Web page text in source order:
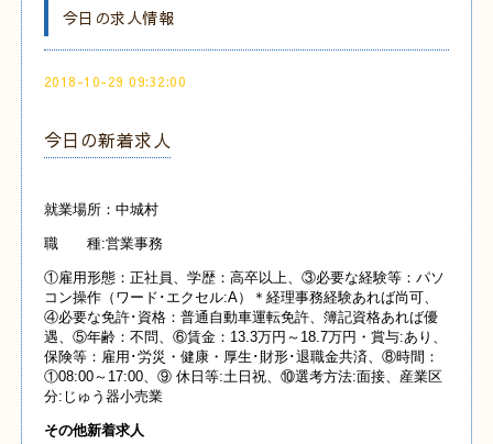
今日の求人情報
2018-10-29 09:32:00
今日の新着求人
就業場所：中城村
職 種:営業事務
①雇用形態：正社員、学歴：高卒以上、③必要な経験等：パソ
コン操作（ワード･エクセル:A）＊経理事務経験あれば尚可、
④必要な免許･資格：普通自動車運転免許、簿記資格あれば優
遇、⑤年齢：不問、⑥賃金：13.3万円～18.7万円・賞与:あり、
保険等：雇用･労災・健康・厚生･財形･退職金共済、⑧時間：
①08:00～17:00、⑨ 休日等:土日祝、⑩選考方法:面接、産業区
分:じゅう器小売業
その他新着求人